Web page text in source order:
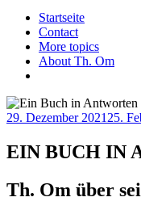
Startseite
Contact
More topics
About Th. Om
Veröffentlicht
29. Dezember 2021 25.
EIN BUCH IN
Th. Om über